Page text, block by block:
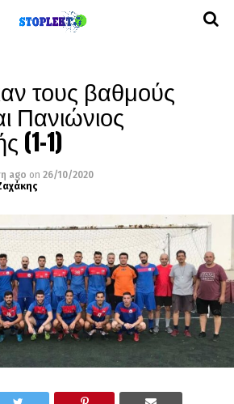
τους βαθμούς
Πανιώνιος
(1-1)
ago on 26/10/2020